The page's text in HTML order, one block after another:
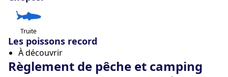
(Le lac est privé et nous appartient, mais il n’est pas
privatisé uniquement pour vous. D’autres personnes
peuvent être présentes en journée pour y pratiquer
une pêche familiale.)
Truite
Les poissons record
À découvrir
Règlement de pêche et camping